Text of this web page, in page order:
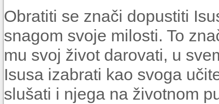
Obratiti se znači dopustiti
snagom svoje milosti. To
mu svoj život darovati, u
Isusa izabrati kao svoga
slušati i njega na životnom